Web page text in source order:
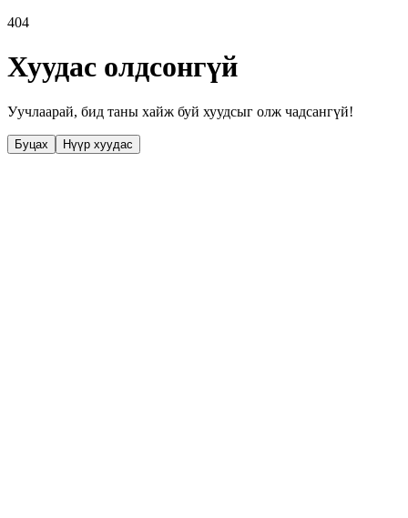
404
Хуудас олдсонгүй
Уучлаарай, бид таны хайж буй хуудсыг олж чадсангүй!
Буцах Нүүр хуудас